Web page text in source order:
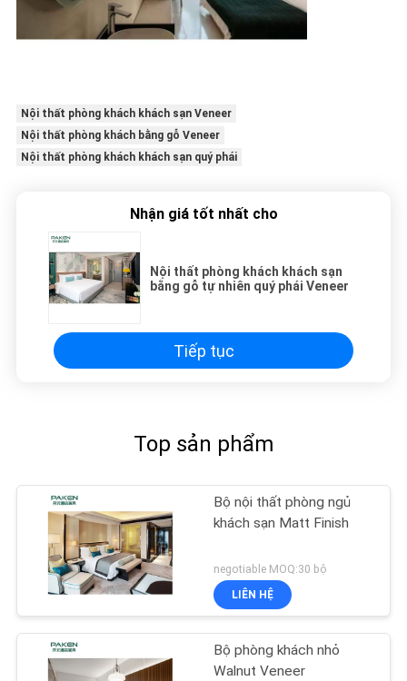
Nội thất phòng khách khách sạn Veneer
Nội thất phòng khách bằng gỗ Veneer
Nội thất phòng khách khách sạn quý phái
Nhận giá tốt nhất cho
Nội thất phòng khách khách sạn
bằng gỗ tự nhiên quý phái Veneer
Tiếp tục
Top sản phẩm
Bộ nội thất phòng ngủ
khách sạn Matt Finish
negotiable MOQ:30 bộ
LIÊN HỆ
Bộ phòng khách nhỏ
Walnut Veneer